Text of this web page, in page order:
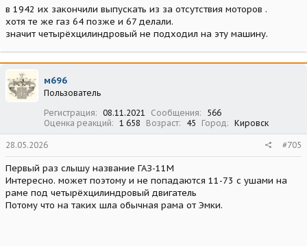
в 1942 их закончили выпускать из за отсутствия моторов .
хотя те же газ 64 позже и 67 делали.
значит четырёхцилиндровый не подходил на эту машину.
м696
Пользователь
Регистрация
08.11.2021 Сообщения
566
Оценка реакций
1 658 Возраст 45 Город Кировск
28.05.2026 #705
Первый раз слышу название ГАЗ-11М
Интересно. может поэтому и не попадаются 11-73 с ушами на
раме под четырёхцилиндровый двигатель
Потому что на таких шла обычная рама от Эмки.